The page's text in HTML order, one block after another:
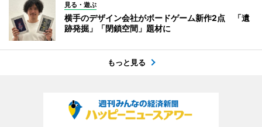
見る・遊ぶ
横手のデザイン会社がボードゲーム新作2点 「遺
跡発掘」「閉鎖空間」題材に
もっと見る